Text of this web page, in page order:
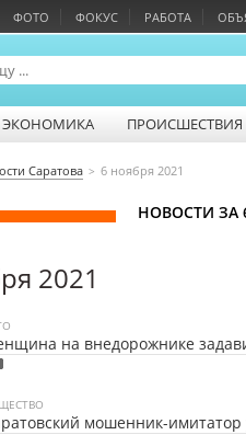
ФОТО ФОКУС РАБОТА
ЭКОНОМИКА ПРОИСШЕСТВИЯ
Саратова 6 ноября 2021
НОВОСТИ ЗА
2021
на внедорожнике
мошенник-